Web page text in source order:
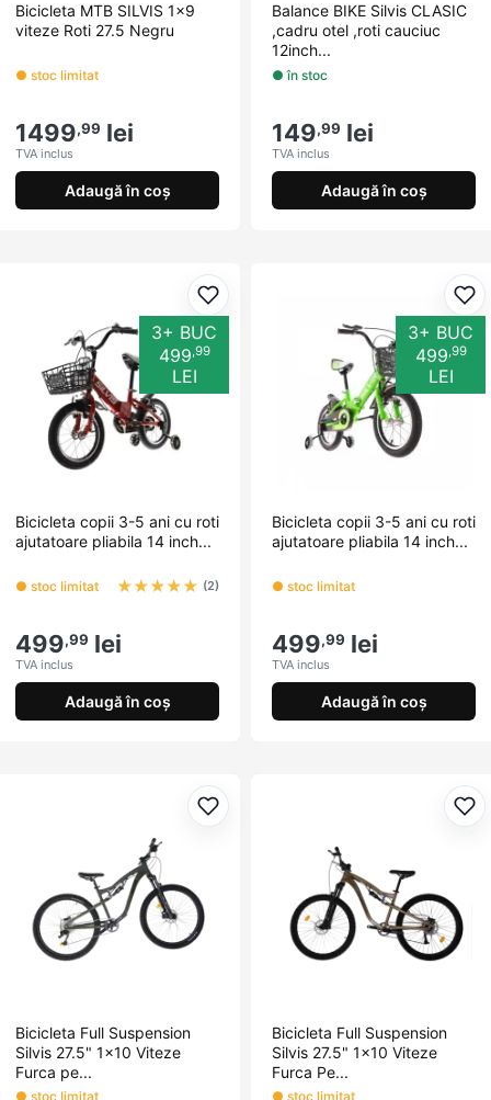
Bicicleta MTB SILVIS 1x9
viteze Roti 27.5 Negru
● stoc limitat
1499,99 lei
TVA inclus
Adaugă în coș
Balance BIKE Silvis CLASIC
,cadru otel ,roti cauciuc
12inch...
● în stoc
149,99 lei
TVA inclus
Adaugă în coș
Adaugă la favorite
3+ BUC
499,99
LEI
Bicicleta copii 3-5 ani cu roti
ajutatoare pliabila 14 inch...
● stoc limitat ★★★★★ (2)
499,99 lei
TVA inclus
Adaugă în coș
3+ BUC
499,99
LEI
Bicicleta copii 3-5 ani cu roti
ajutatoare pliabila 14 inch...
● stoc limitat
499,99 lei
TVA inclus
Adaugă în coș
Adaugă la favorite
Bicicleta Full Suspension
Silvis 27.5" 1x10 Viteze
Furca pe...
● stoc limitat
Bicicleta Full Suspension
Silvis 27.5" 1x10 Viteze
Furca Pe...
● stoc limitat